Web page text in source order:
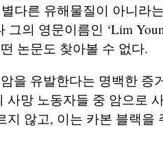
다른 유해물질이 아니라
의 영문이름인 ‘Lim
논문도 찾아볼 수 없다.
을 유발한다는 명백한 증
망 노동자들 중 암으로
않고, 이는 카본 블랙을